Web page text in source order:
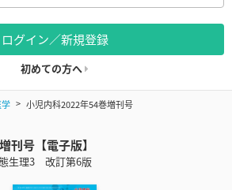
ログイン／新規登録
初めての方へ
学 小児内科2022年54巻増刊号
刊号【電子版】
生理3 改訂第6版